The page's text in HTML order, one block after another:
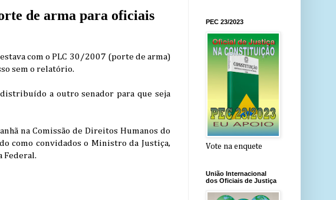
de arma para oficiais
com o PLC 30/2007 (porte de arma)
sem o relatório.
a outro senador para que seja
na Comissão de Direitos Humanos do
como convidados o Ministro da Justiça,
Federal.
PEC 23/2023
Vote na enquete
União Internacional
dos Oficiais de Justiça